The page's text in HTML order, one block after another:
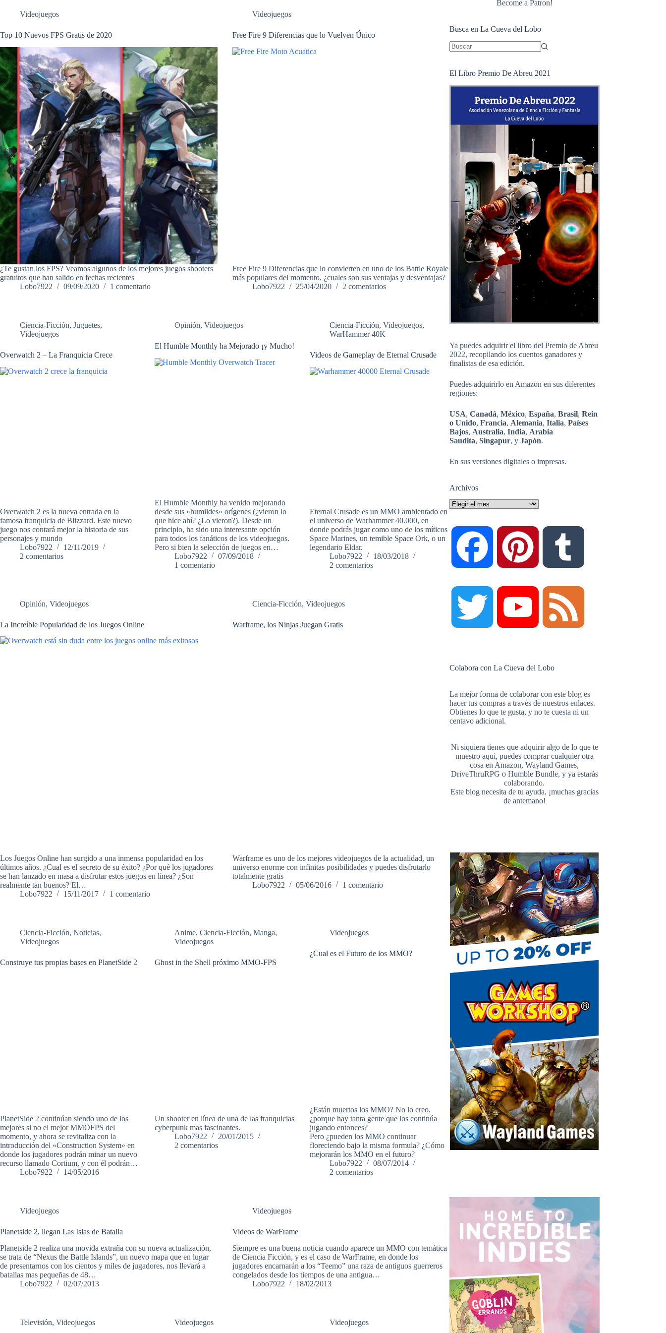
Videojuegos
Top 10 Nuevos FPS Gratis de 2020
¿Te gustan los FPS? Veamos algunos de los mejores juegos shooters
gratuitos que han salido en fechas recientes
Lobo7922
09/09/2020 1 comentario
Videojuegos
Free Fire 9 Diferencias que lo Vuelven Único
Free Fire 9 Diferencias que lo convierten en uno de los Battle Royale
más populares del momento, ¿cuales son sus ventajas y desventajas?
Lobo7922
25/04/2020 2 comentarios
Ciencia-Ficción, Juguetes,
Videojuegos
Overwatch 2 – La Franquicia Crece
Overwatch 2 es la nueva entrada en la
famosa franquicia de Blizzard. Este nuevo
juego nos contará mejor la historia de sus
personajes y mundo
Lobo7922
12/11/2019
2 comentarios
Opinión,Videojuegos
El Humble Monthly ha Mejorado ¡y Mucho!
El Humble Monthly ha venido mejorando
desde sus «humildes» orígenes (¿vieron lo
que hice ahí? ¿Lo vieron?). Desde un
principio, ha sido una interesante opción
para todos los fanáticos de los videojuegos.
Pero si bien la selección de juegos en…
Lobo7922
07/09/2018
1 comentario
Ciencia-Ficción, Videojuegos,
WarHammer 40K
Videos de Gameplay de Eternal Crusade
Eternal Crusade es un MMO ambientado en
el universo de Warhammer 40.000, en
donde podrás jugar como uno de los míticos
Space Marines, un temible Space Ork, o un
legendario Eldar.
Lobo7922
18/03/2018
2 comentarios
Opinión, Videojuegos
La Increíble Popularidad de los Juegos Online
Los Juegos Online han surgido a una inmensa popularidad en los
últimos años. ¿Cual es el secreto de su éxito? ¿Por qué los jugadores
se han lanzado en masa a disfrutar estos juegos en línea? ¿Son
realmente tan buenos? El…
Lobo7922
15/11/2017 1 comentario
Ciencia-Ficción, Videojuegos
Warframe, los Ninjas Juegan Gratis
Warframe es uno de los mejores videojuegos de la actualidad, un
universo enorme con infinitas posibilidades y puedes disfrutarlo
totalmente gratis
Lobo7922
05/06/2016 1 comentario
Ciencia-Ficción, Noticias,
Videojuegos
Construye tus propias bases en PlanetSide 2
PlanetSide 2 continúan siendo uno de los
mejores si no el mejor MMOFPS del
momento, y ahora se revitaliza con la
introducción del «Construction System» en
donde los jugadores podrán minar un nuevo
recurso llamado Cortium, y con él podrán…
Lobo7922
14/05/2016
Anime,Ciencia-Ficción,Manga,
Videojuegos
Ghost in the Shell próximo MMO-FPS
Un shooter en línea de una de las franquicias
cyberpunk mas fascinantes.
Lobo7922
20/01/2015
2 comentarios
Videojuegos
¿Cual es el Futuro de los MMO?
¿Están muertos los MMO? No lo creo,
¿porque hay tanta gente que los continúa
jugando entonces?
Pero ¿pueden los MMO continuar
floreciendo bajo la misma formula? ¿Cómo
mejorarán los MMO en el futuro?
Lobo7922
08/07/2014
2 comentarios
Videojuegos
Planetside 2, llegan Las Islas de Batalla
Planetside 2 realiza una movida extraña con su nueva actualización,
se trata de “Nexus the Battle Islands”, un nuevo mapa que en lugar
de presentarnos con los cientos y miles de jugadores, nos llevará a
batallas mas pequeñas de 48…
Lobo7922
02/07/2013
Videojuegos
Videos de WarFrame
Siempre es una buena noticia cuando aparece un MMO con temática
de Ciencia Ficción, y es el caso de WarFrame, en donde los
jugadores encarnarán a los “Teemo” una raza de antiguos guerreros
congelados desde los tiempos de una antigua…
Lobo7922
18/02/2013
Televisión, Videojuegos Videojuegos Videojuegos
Become a Patron!
Busca en La Cueva del Lobo
El Libro Premio De Abreu 2021
Ya puedes adquirir el libro del Premio de Abreu
2022, recopilando los cuentos ganadores y
finalistas de esa edición.
Puedes adquirirlo en Amazon en sus diferentes
regiones:
USA,Canadá,México,España,Brasil,Rein
o Unido,Francia, Alemania,Italia,Países
Bajos, Australia,India, Arabia
Saudita,Singapur, yJapón.
En sus versiones digitales o impresas.
Archivos
Archivos
e
b
o
o
t
e
r
e
t
l
r
t
r
u
e
C
h
a
n
n
e
l
Colabora con La Cueva del Lobo
La mejor forma de colaborar con este blog es
hacer tus compras a través de nuestros enlaces.
Obtienes lo que te gusta, y no te cuesta ni un
centavo adicional.
Ni siquiera tienes que adquirir algo de lo que te
muestro aquí, puedes comprar cualquier otra
cosa en Amazon,Wayland Games,
DriveThruRPG o Humble Bundle, y ya estarás
colaborando.
Este blog necesita de tu ayuda, ¡muchas gracias
de antemano!